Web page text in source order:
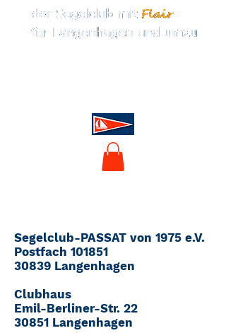
Segelclub-PASSAT von 1975 e.V.
Postfach 101851
30839 Langenhagen
Clubhaus
Emil-Berliner-Str. 22
30851 Langenhagen